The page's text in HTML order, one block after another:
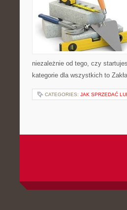
niezależnie od tego, czy
kategorie dla wszystkich to
CATEGORIES: JAK SPRZEDAĆ